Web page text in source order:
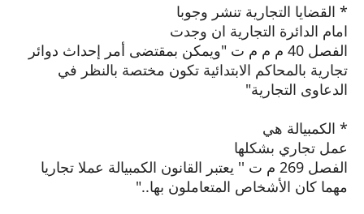
* القضايا التجارية تنشر وجوبا
امام الدائرة التجارية ان وجدت
الفصل 40 م م م ت "ويمكن بمقتضى أمر إحداث دوائر
تجارية بالمحاكم الابتدائية تكون مختصة بالنظر في
الدعاوى التجارية"
* الكمبيالة هي
عمل تجاري بشكلها
الفصل 269 م ت '' يعتبر القانون الكمبيالة عملا تجاريا
مهما كان الأشخاص المتعاملون بها.."